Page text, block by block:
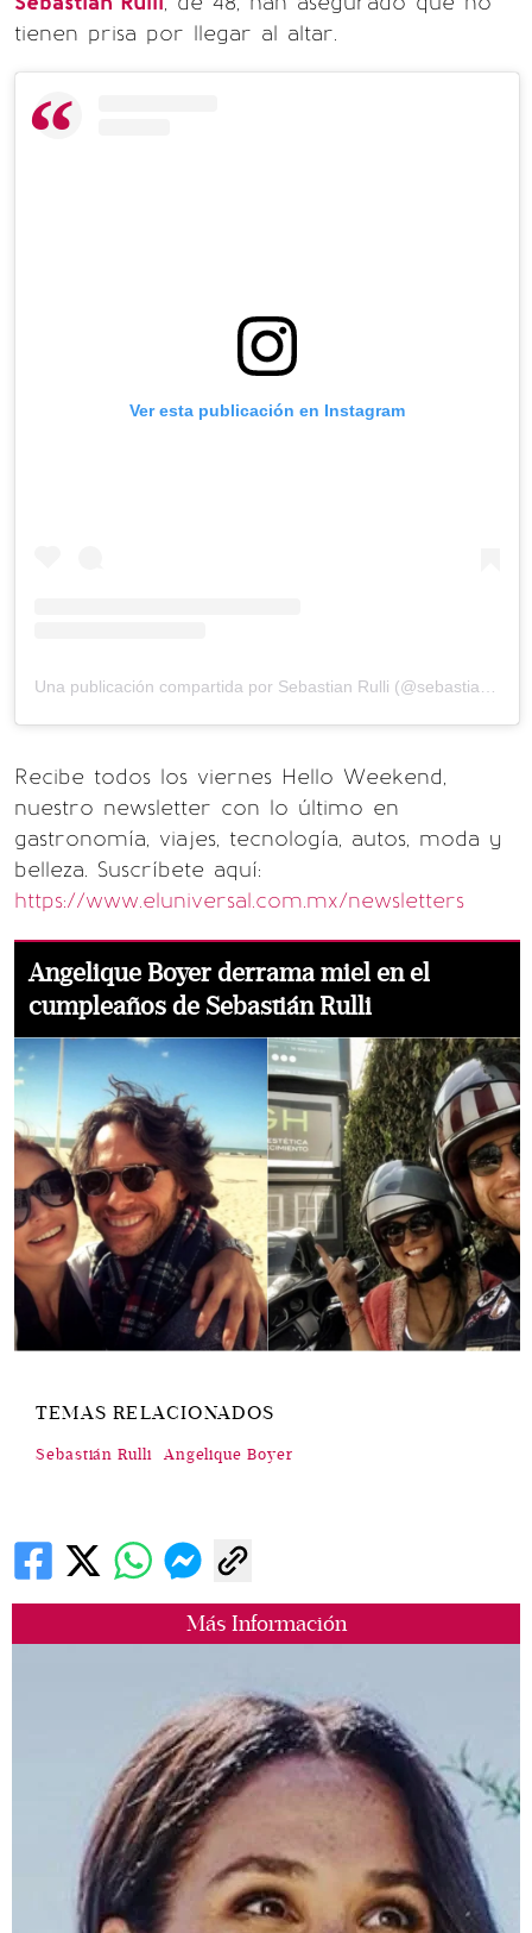
Más Información
tienen prisa por llegar al altar.
Ver esta publicación en Instagram
Una publicación compartida por Sebastian Rulli (@sebastianrulli)
Recibe todos los viernes Hello Weekend,
nuestro newsletter con lo último en
gastronomía, viajes, tecnología, autos, moda y
belleza. Suscríbete aquí:
https://www.eluniversal.com.mx/newsletters
Angelique Boyer derrama miel en el
cumpleaños de Sebastián Rulli
TEMAS RELACIONADOS
Sebastián Rulli Angelique Boyer